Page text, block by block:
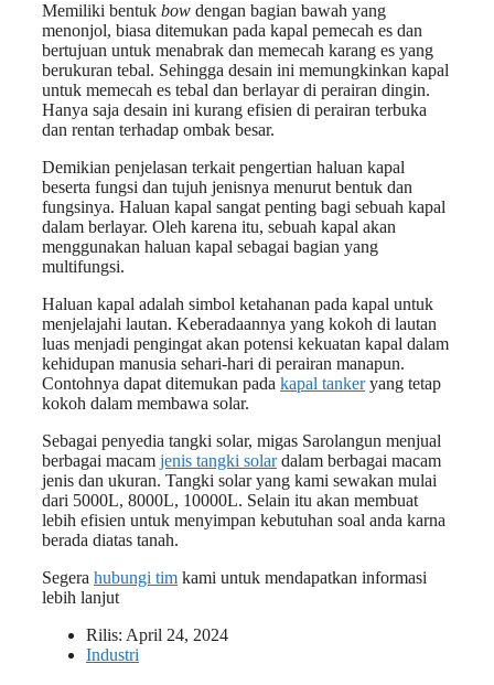
Memiliki bentuk bow dengan bagian bawah yang
menonjol, biasa ditemukan pada kapal pemecah es dan
bertujuan untuk menabrak dan memecah karang es yang
berukuran tebal. Sehingga desain ini memungkinkan kapal
untuk memecah es tebal dan berlayar di perairan dingin.
Hanya saja desain ini kurang efisien di perairan terbuka
dan rentan terhadap ombak besar.
Demikian penjelasan terkait pengertian haluan kapal
beserta fungsi dan tujuh jenisnya menurut bentuk dan
fungsinya. Haluan kapal sangat penting bagi sebuah kapal
dalam berlayar. Oleh karena itu, sebuah kapal akan
menggunakan haluan kapal sebagai bagian yang
multifungsi.
Haluan kapal adalah simbol ketahanan pada kapal untuk
menjelajahi lautan. Keberadaannya yang kokoh di lautan
luas menjadi pengingat akan potensi kekuatan kapal dalam
kehidupan manusia sehari-hari di perairan manapun.
Contohnya dapat ditemukan pada kapal tankeryang tetap
kokoh dalam membawa solar.
Sebagai penyedia tangki solar, migas Sarolangun menjual
berbagai macam jenis tangki solardalam berbagai macam
jenis dan ukuran. Tangki solar yang kami sewakan mulai
dari 5000L, 8000L, 10000L. Selain itu akan membuat
lebih efisien untuk menyimpan kebutuhan soal anda karna
berada diatas tanah.
Segera hubungi tim kami untuk mendapatkan informasi
lebih lanjut
Rilis: April 24, 2024
Industri